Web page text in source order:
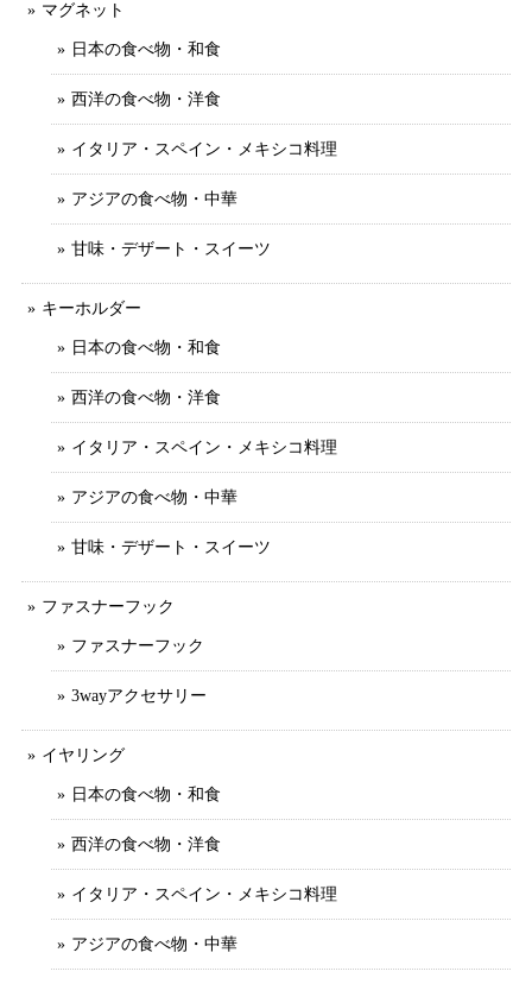
マグネット
日本の食べ物・和食
西洋の食べ物・洋食
イタリア・スペイン・メキシコ料理
アジアの食べ物・中華
甘味・デザート・スイーツ
キーホルダー
日本の食べ物・和食
西洋の食べ物・洋食
イタリア・スペイン・メキシコ料理
アジアの食べ物・中華
甘味・デザート・スイーツ
ファスナーフック
ファスナーフック
3wayアクセサリー
イヤリング
日本の食べ物・和食
西洋の食べ物・洋食
イタリア・スペイン・メキシコ料理
アジアの食べ物・中華